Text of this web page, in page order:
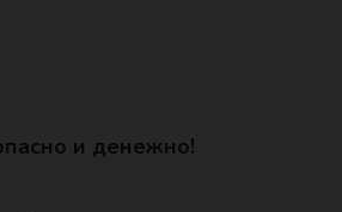
и денежно!